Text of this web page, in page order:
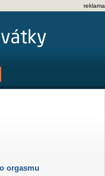
reklama
orgasmu